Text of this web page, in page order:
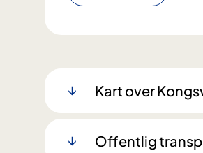
Kart over
Offentlig